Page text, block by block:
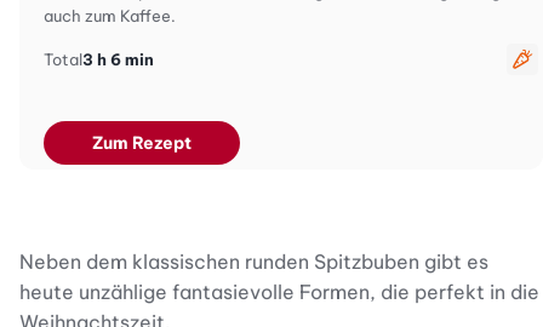
auch zum Kaffee.
Total3 h 6 min
Zum Rezept
Neben dem klassischen runden Spitzbuben gibt es
heute unzählige fantasievolle Formen, die perfekt in die
Weihnachtszeit.